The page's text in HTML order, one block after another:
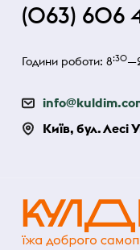
(063)
Години роботи: 8:30
Київ, бул. Лесі